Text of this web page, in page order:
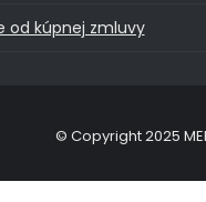
od kúpnej zmluvy
© Copyright 2025